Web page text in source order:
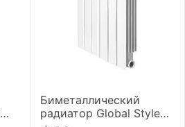
Биметаллический
радиатор Global Style